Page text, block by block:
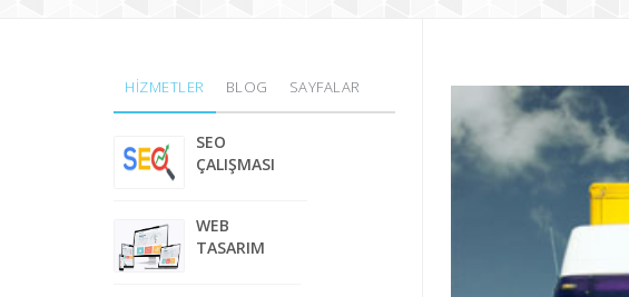
HİZMETLER BLOG SAYFALAR
SEO
ÇALIŞMASI
WEB
TASARIM